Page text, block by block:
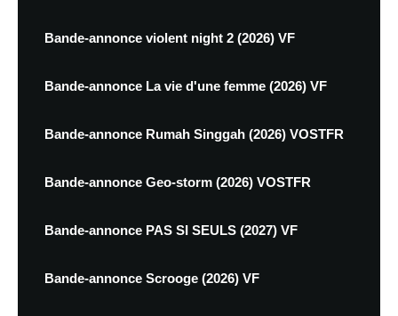
Bande-annonce violent night 2 (2026) VF
Bande-annonce La vie d'une femme (2026) VF
Bande-annonce Rumah Singgah (2026) VOSTFR
Bande-annonce Geo-storm (2026) VOSTFR
Bande-annonce PAS SI SEULS (2027) VF
Bande-annonce Scrooge (2026) VF